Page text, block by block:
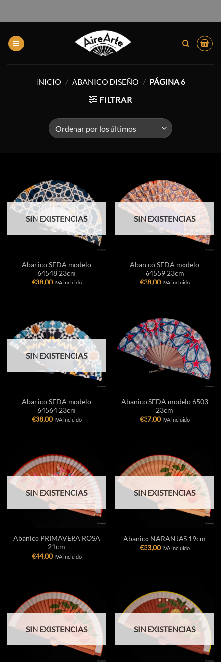
INICIO / ABANICO DISEÑO / PÁGINA 6
FILTRAR
SIN EXISTENCIAS
Abanico SEDA modelo
64548 23cm
€38,00 IVA incluido
SIN EXISTENCIAS
Abanico SEDA modelo
64559 23cm
€38,00 IVA incluido
SIN EXISTENCIAS
Abanico SEDA modelo
64564 23cm
€38,00 IVA incluido
Abanico SEDA modelo 6503
23cm
€37,00 IVA incluido
SIN EXISTENCIAS
Abanico PRIMAVERA ROSA
21cm
€44,00 IVA incluido
SIN EXISTENCIAS
Abanico NARANJAS 19cm
€33,00 IVA incluido
SIN EXISTENCIAS SIN EXISTENCIAS